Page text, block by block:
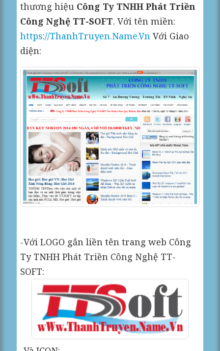
thương hiệu Công Ty TNHH Phát Triền
Công Nghệ TT-SOFT. Với tên miền:
https://ThanhTruyen.Name.Vn Với Giao
diện:
-Với LOGO gắn liền tên trang web Công
Ty TNHH Phát Triền Công Nghệ TT-
SOFT: